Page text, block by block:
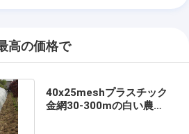
高の価格で
40x25meshプラスチック
金網30-300mの白い農業